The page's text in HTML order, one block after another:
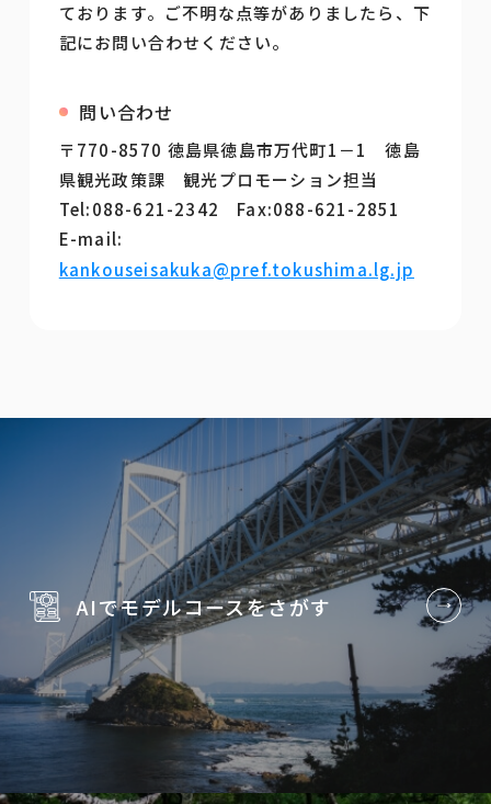
ております。ご不明な点等がありましたら、下
記にお問い合わせください。
問い合わせ
〒770-8570 徳島県徳島市万代町1－1 徳島
県観光政策課 観光プロモーション担当
Tel:088-621-2342 Fax:088-621-2851
E-mail:
kankouseisakuka@pref.tokushima.lg.jp
AIでモデルコースをさがす